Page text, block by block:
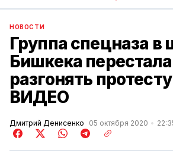
Economist.kg
НОВОСТИ
Группа спецназа в
Бишкека перестала
разгонять
ВИДЕО
Дмитрий Денисенко 05 октября 2020